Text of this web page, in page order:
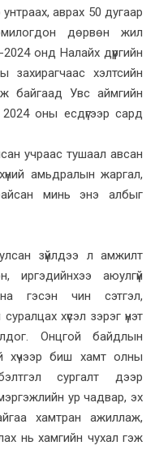
аврах 50 дугаар
дөрвөн жил
онд Налайх дүүргийн
захирагчаас хэлтсийн
байгаад Увс аймгийн
оны есдүгээр сард
учраас тушаал авсан
амьдралын жаргал,
минь энэ албыг
зүйлдээ л амжилт
иргэдийнхээ аюулгүй
гэсэн чин сэтгэл,
хүсэл зэрэг үнэт
Онцгой байдлын
хүчээр биш хамт олны
сургалт дээр
ур чадвар, эх
хамтран ажиллаж,
нь хамгийн чухал гэж